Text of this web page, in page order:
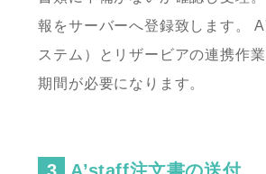
報をサーバーへ登録致します。
ステム）とリザービアの連携作
期間が必要になります。